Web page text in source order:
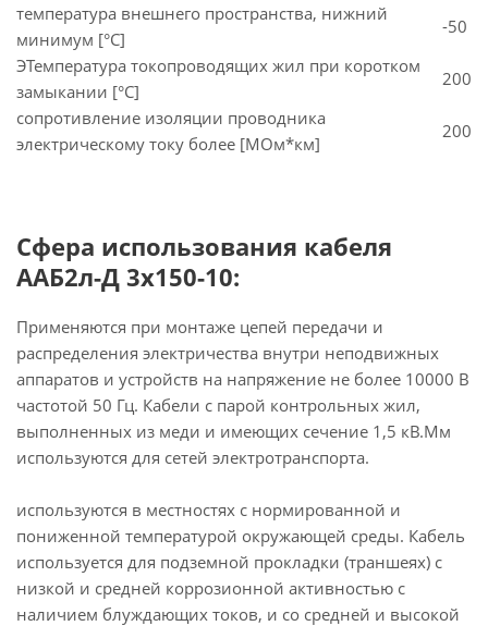
температура внешнего пространства, нижний
минимум [°C]
-50
ЭТемпература токопроводящих жил при коротком
замыкании [°С]
200
сопротивление изоляции проводника
электрическому току более [МОм*км]
200
Сфера использования кабеля
ААБ2л-Д 3х150-10:
Применяются при монтаже цепей передачи и
распределения электричества внутри неподвижных
аппаратов и устройств на напряжение не более 10000 В
частотой 50 Гц. Кабели с парой контрольных жил,
выполненных из меди и имеющих сечение 1,5 кВ.Мм
используются для сетей электротранспорта.
используются в местностях с нормированной и
пониженной температурой окружающей среды. Кабель
используется для подземной прокладки (траншеях) с
низкой и средней коррозионной активностью с
наличием блуждающих токов, и со средней и высокой